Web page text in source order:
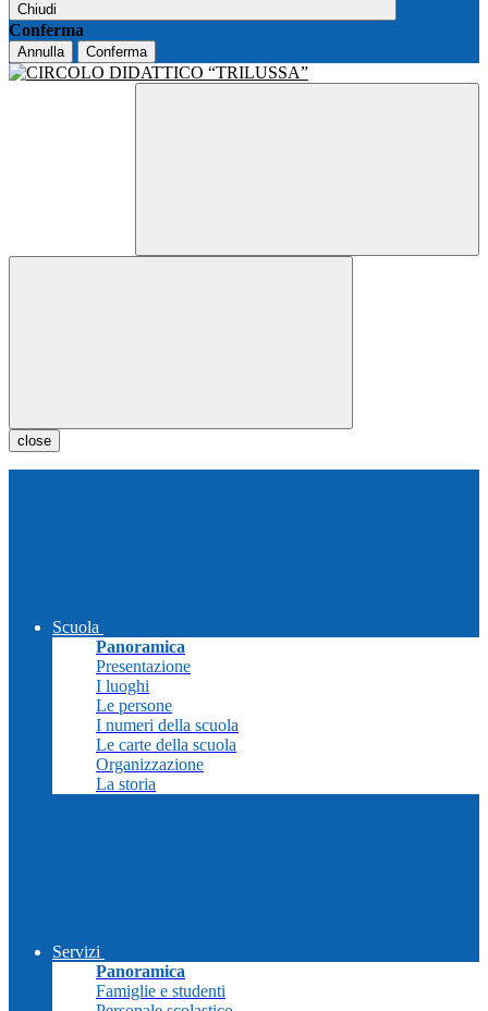
Chiudi
Conferma
Annulla Conferma
close
Scuola
Panoramica
Presentazione
I luoghi
Le persone
I numeri della scuola
Le carte della scuola
Organizzazione
La storia
Servizi
Panoramica
Famiglie e studenti